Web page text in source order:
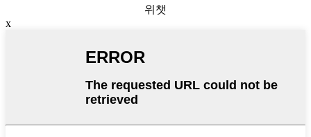
위챗
x